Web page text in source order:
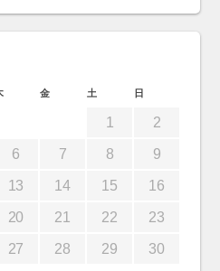
金 土 日
1 2
6 7 8 9
13 14 15 16
20 21 22 23
27 28 29 30